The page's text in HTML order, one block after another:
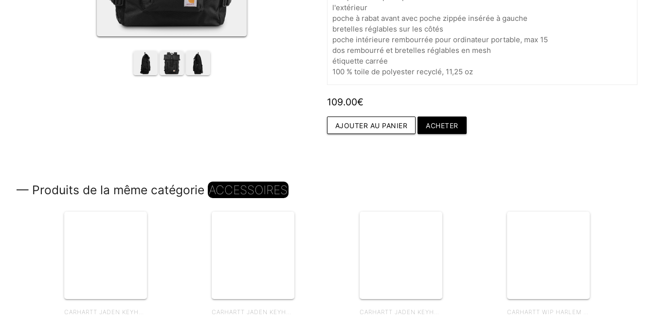
l'extérieur
poche à rabat avant avec poche zippée insérée à gauche
bretelles réglables sur les côtés
poche intérieure rembourrée pour ordinateur portable, max 15
dos rembourré et bretelles réglables en mesh
étiquette carrée
100 % toile de polyester recyclé, 11,25 oz
109.00€
AJOUTER AU PANIER ACHETER
— Produits de la même catégorie ACCESSOIRES